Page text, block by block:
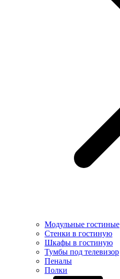
Модульные гостиные
Стенки в гостиную
Шкафы в гостиную
Тумбы под телевизор
Пеналы
Полки